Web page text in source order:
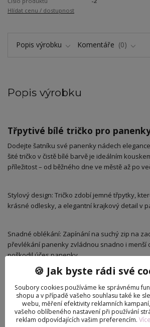
Hlídat cenu / dostupnost
Popis výrobku Komentáře 0
Popis výrobku
Třpytivé bílé tričko pro
​Dodejte šatníku své panenky nádech
šité tričko v čistě bílé barvě je ideálním
příležitost – od běžného dne ve městě až po
​Stylový design: Tričko zdobí jemné třpytky,
krásné odlesky, a elegantní krajkový detail v
​Snadné oblékání: Zapínání na suchý zip na
převlékání panenky zvládnou snadno i menší
poškodil účes panenky.
​Kvalitní zpracování: Precizní šití a příjemný
životnost při hře.
​Univerzální střih: Skvěle sedí na standardní
🍪 Jak byste rádi své
Soubory cookies používáme ke správnému
shopu a v případě vašeho souhlasu také ke
webu, měření efektivity reklamních
vašeho oblíbeného nastavení při používání
reklam odpovídajících vašim preferencím.